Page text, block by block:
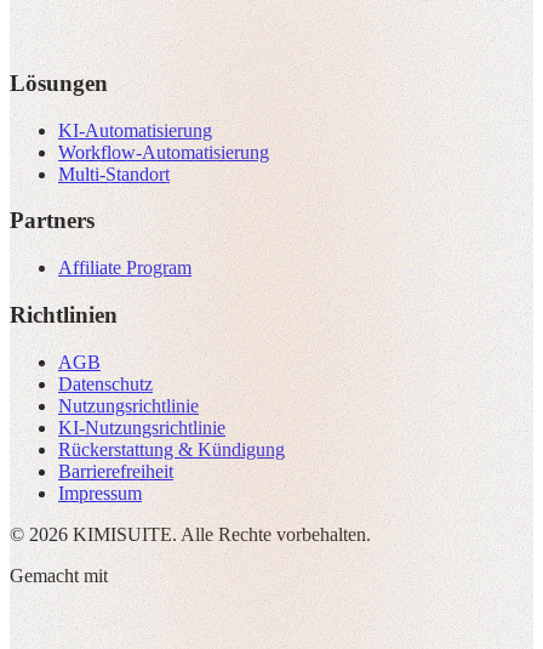
Lösungen
KI-Automatisierung
Workflow-Automatisierung
Multi-Standort
Partners
Affiliate Program
Richtlinien
AGB
Datenschutz
Nutzungsrichtlinie
KI-Nutzungsrichtlinie
Rückerstattung & Kündigung
Barrierefreiheit
Impressum
© 2026 KIMISUITE. Alle Rechte vorbehalten.
Gemacht mit